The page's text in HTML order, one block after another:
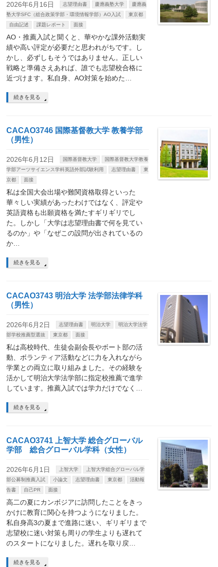
2026年6月16日 志望理由書 慶應義塾大学
慶應義
塾大学SFC（総合政策学部・環境情報学部）AO入試
東京都
自由記述
課題レポート 面接
AO・推薦入試と聞くと、華やかな課外活動実
績や高い評定が必要だと思われがちです。し
かし、必ずしもそうではありません。正しい
戦略と準備さえあれば、誰でも志望校合格に
近づけます。私自身、AO対策を始めた…
続きを見る
CACAO3746 国際基督教大学 教養学部
（男性）
2026年6月12日 国際基督教大学
国際基督教大学教養
学部アーツサイエンス学科英語外部試験利用
志望理由書
東
京都
面接
私は全国大会出場や難関資格取得といった
華々しい実績があったわけではなく、評定や
英語資格も出願資格を満たすギリギリでし
た。しかし「大学は志望理由書で何を見てい
るのか」や「なぜこの設問が出されているの
か…
続きを見る
CACAO3743 明治大学 法学部法律学科
（男性）
2026年6月2日 志望理由書 明治大学
明治大学法学
部学校推薦型選抜
東京都 面接
私は高校時代、生徒会副会長やボート部の活
動、ボランティア活動などに力を入れながら
学業との両立に取り組みました。その経験を
活かして明治大学法学部に指定校推薦で進学
しています。推薦入試では学力だけでなく…
続きを見る
CACAO3741 上智大学 総合グローバル
学部 総合グローバル学科（女性）
2026年6月1日 上智大学
上智大学総合グローバル学
部公募制推薦入試
小論文 志望理由書 東京都
活動報
告書
自己PR 面接
高二の夏にカンボジアに訪問したことをきっ
かけに教育に関心を持つようになりました。
私自身高3の夏まで進路に迷い、ギリギリまで
志望校に迷い対策も周りの学生よりも遅れて
のスタートになりました。遅れを取り戻…
続きを見る